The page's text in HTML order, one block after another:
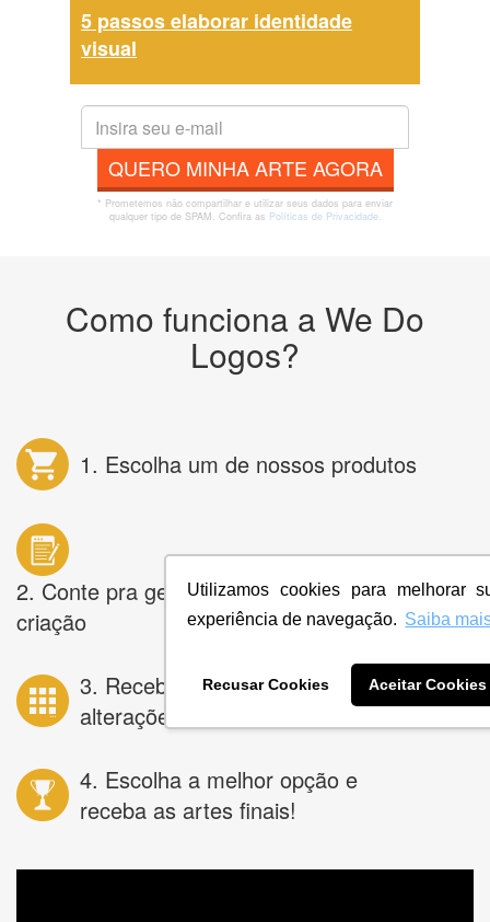
Utilizamos cookies para melhorar
experiência de navegação. Saiba
Recusar Cookies Aceitar Cookies
5 passos elaborar identidade
visual
QUERO MINHA ARTE AGORA
* Prometemos não compartilhar e utilizar seus dados para enviar
qualquer tipo de SPAM. Confira as Políticas de Privacidade.
Como funciona a We Do
Logos?
1. Escolha um de nossos produtos
2. Conte pra gente o que você deseja na
criação
3. Receba dezenas de opções e peça
alterações ilimitadas
4. Escolha a melhor opção e
receba as artes finais!